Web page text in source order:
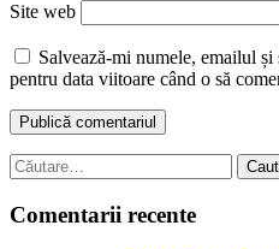
Site web
Salvează-mi numele, emailul
pentru data viitoare când o să
Caută
după:
Comentarii recente